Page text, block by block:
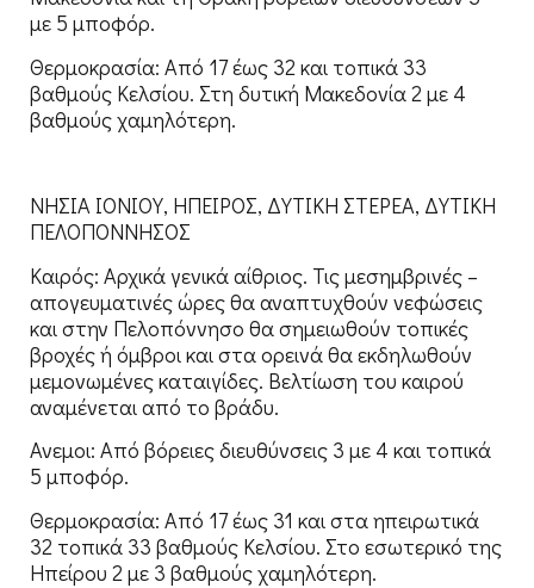
με 5 μποφόρ.
Θερμοκρασία: Από 17 έως 32 και τοπικά 33
βαθμούς Κελσίου. Στη δυτική Μακεδονία 2 με 4
βαθμούς χαμηλότερη.
ΝΗΣΙΑ ΙΟΝΙΟΥ, ΗΠΕΙΡΟΣ, ΔΥΤΙΚΗ ΣΤΕΡΕΑ, ΔΥΤΙΚΗ
ΠΕΛΟΠΟΝΝΗΣΟΣ
Καιρός: Αρχικά γενικά αίθριος. Τις μεσημβρινές –
απογευματινές ώρες θα αναπτυχθούν νεφώσεις
και στην Πελοπόννησο θα σημειωθούν τοπικές
βροχές ή όμβροι και στα ορεινά θα εκδηλωθούν
μεμονωμένες καταιγίδες. Βελτίωση του καιρού
αναμένεται από το βράδυ.
Ανεμοι: Από βόρειες διευθύνσεις 3 με 4 και τοπικά
5 μποφόρ.
Θερμοκρασία: Από 17 έως 31 και στα ηπειρωτικά
32 τοπικά 33 βαθμούς Κελσίου. Στο εσωτερικό της
Ηπείρου 2 με 3 βαθμούς χαμηλότερη.